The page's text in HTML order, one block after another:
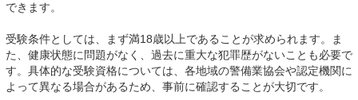
できます。
受験条件としては、まず満18歳以上であることが求められます。ま
た、健康状態に問題がなく、過去に重大な犯罪歴がないことも必要で
す。具体的な受験資格については、各地域の警備業協会や認定機関に
よって異なる場合があるため、事前に確認することが大切です。